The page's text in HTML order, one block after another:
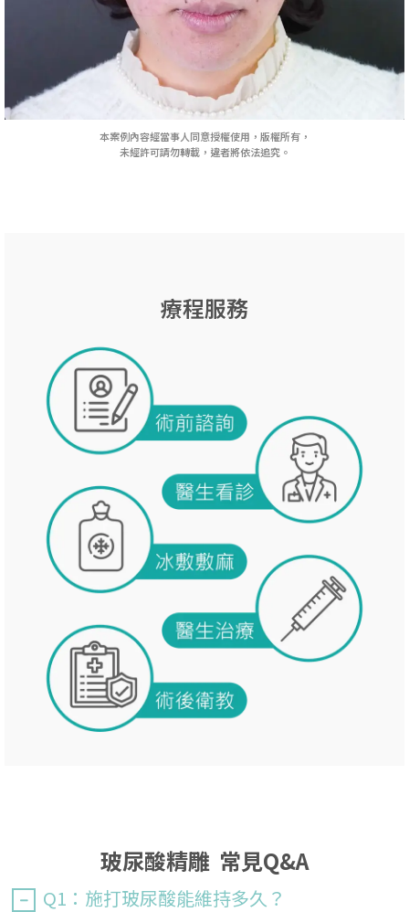
本案例內容經當事人同意授權使用，版權所有，
未經許可請勿轉載，違者將依法追究。
療程服務
玻尿酸精雕 常見Q&A
Q1：施打玻尿酸能維持多久？